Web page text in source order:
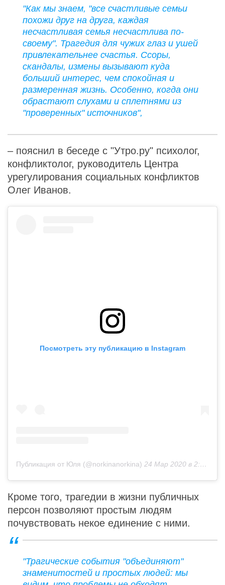
"Как мы знаем, "все счастливые семьи
похожи друг на друга, каждая
несчастливая семья несчастлива по-
своему". Трагедия для чужих глаз и ушей
привлекательнее счастья. Ссоры,
скандалы, измены вызывают куда
больший интерес, чем спокойная и
размеренная жизнь. Особенно, когда они
обрастают слухами и сплетнями из
"проверенных" источников",
– пояснил в беседе с "Утро.ру" психолог,
конфликтолог, руководитель Центра
урегулирования социальных конфликтов
Олег Иванов.
Посмотреть эту публикацию в Instagram
Публикация от Юля (@norkinanorkina) 24 Мар 2020 в 2:23 PDT
Кроме того, трагедии в жизни публичных
персон позволяют простым людям
почувствовать некое единение с ними.
"Трагические события "объединяют"
знаменитостей и простых людей: мы